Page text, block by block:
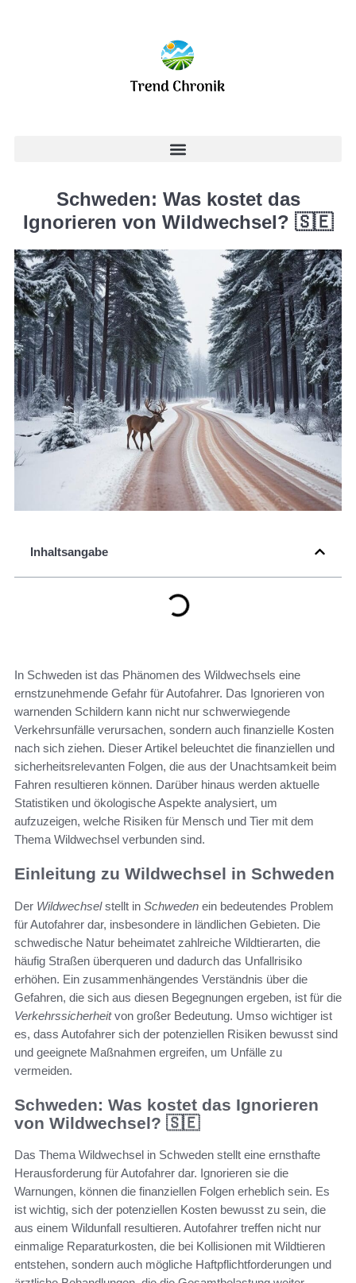
Schweden: Was kostet das
Ignorieren von Wildwechsel? 🇸🇪
Inhaltsangabe
In Schweden ist das Phänomen des Wildwechsels eine
ernstzunehmende Gefahr für Autofahrer. Das Ignorieren von
warnenden Schildern kann nicht nur schwerwiegende
Verkehrsunfälle verursachen, sondern auch finanzielle Kosten
nach sich ziehen. Dieser Artikel beleuchtet die finanziellen und
sicherheitsrelevanten Folgen, die aus der Unachtsamkeit beim
Fahren resultieren können. Darüber hinaus werden aktuelle
Statistiken und ökologische Aspekte analysiert, um
aufzuzeigen, welche Risiken für Mensch und Tier mit dem
Thema Wildwechsel verbunden sind.
Einleitung zu Wildwechsel in Schweden
Der Wildwechselstellt in Schweden ein bedeutendes Problem
für Autofahrer dar, insbesondere in ländlichen Gebieten. Die
schwedische Natur beheimatet zahlreiche Wildtierarten, die
häufig Straßen überqueren und dadurch das Unfallrisiko
erhöhen. Ein zusammenhängendes Verständnis über die
Gefahren, die sich aus diesen Begegnungen ergeben, ist für die
Verkehrssicherheitvon großer Bedeutung. Umso wichtiger ist
es, dass Autofahrer sich der potenziellen Risiken bewusst sind
und geeignete Maßnahmen ergreifen, um Unfälle zu
vermeiden.
Schweden: Was kostet das Ignorieren
von Wildwechsel? 🇸🇪
Das Thema Wildwechsel in Schweden stellt eine ernsthafte
Herausforderung für Autofahrer dar. Ignorieren sie die
Warnungen, können die finanziellen Folgen erheblich sein. Es
ist wichtig, sich der potenziellen Kosten bewusst zu sein, die
aus einem Wildunfall resultieren. Autofahrer treffen nicht nur
einmalige Reparaturkosten, die bei Kollisionen mit Wildtieren
entstehen, sondern auch mögliche Haftpflichtforderungen und